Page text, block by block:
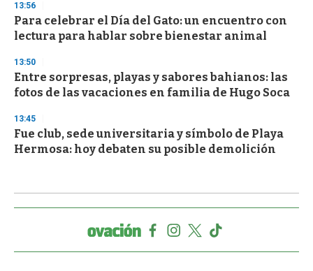
13:56
Para celebrar el Día del Gato: un encuentro con
lectura para hablar sobre bienestar animal
13:50
Entre sorpresas, playas y sabores bahianos: las
fotos de las vacaciones en familia de Hugo Soca
13:45
Fue club, sede universitaria y símbolo de Playa
Hermosa: hoy debaten su posible demolición